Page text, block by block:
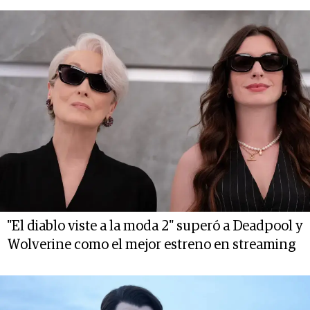
"El diablo viste a la moda 2" superó a Deadpool y
Wolverine como el mejor estreno en streaming